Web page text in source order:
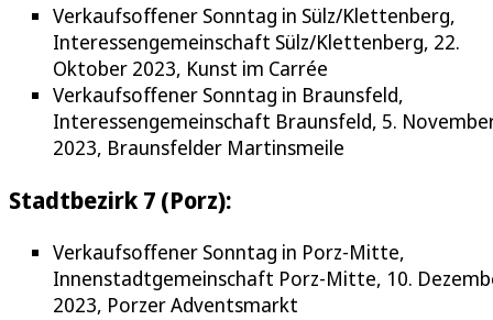
Verkaufsoffener Sonntag in Sülz/Klettenberg,
Interessengemeinschaft Sülz/Klettenberg, 22.
Oktober 2023, Kunst im Carrée
Verkaufsoffener Sonntag in Braunsfeld,
Interessengemeinschaft Braunsfeld, 5.
2023, Braunsfelder Martinsmeile
Stadtbezirk 7 (Porz):
Verkaufsoffener Sonntag in Porz-Mitte,
Innenstadtgemeinschaft Porz-Mitte, 10.
2023, Porzer Adventsmarkt